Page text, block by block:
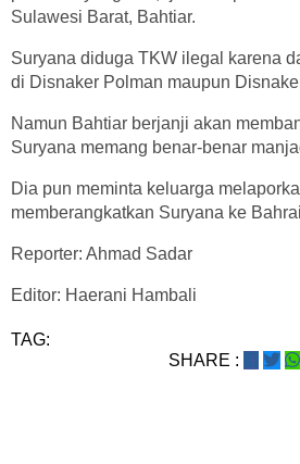
Sulawesi Barat, Bahtiar.
Suryana diduga TKW ilegal karena
di Disnaker Polman maupun
Namun Bahtiar berjanji akan
Suryana memang benar-benar
Dia pun meminta keluarga
memberangkatkan Suryana ke
Reporter: Ahmad Sadar
Editor: Haerani Hambali
TAG:
SHARE :